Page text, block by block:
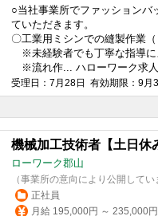
○当社事業所でファッションバ
ていただきます。
〇工業用ミシンでの縫製作業（
※未経験者でも丁寧な指導に
※流れ作... ハローワーク求人
受理日：7月28日 有効期限：9月
機械加工技術者【土日休
ローワーク郡山
（事業所の意向により公開して
正社員
月給 195,000円 ～ 235,000円